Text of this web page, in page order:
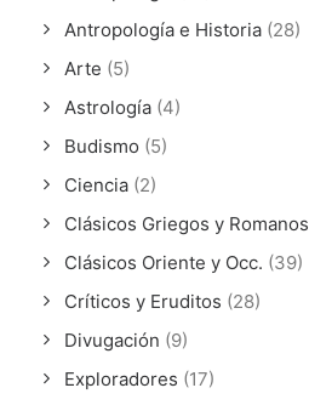
Antropología e Historia (28)
Arte (5)
Astrología (4)
Budismo (5)
Ciencia (2)
Clásicos Griegos y Romanos
Clásicos Oriente y Occ. (39)
Críticos y Eruditos (28)
Divugación (9)
Exploradores (17)